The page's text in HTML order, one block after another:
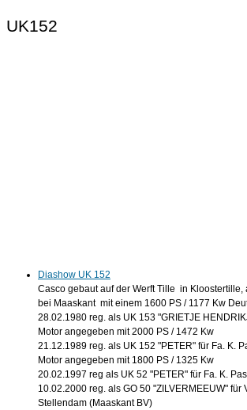
UK152
Diashow UK 152
Casco gebaut auf der Werft Tille in
bei Maaskant mit einem 1600 PS / 1177 Kw
28.02.1980 reg. als UK 153 "GRIETJE
Motor angegeben mit 2000 PS / 1472 Kw
21.12.1989 reg. als UK 152 "PETER" für Fa. K.
Motor angegeben mit 1800 PS / 1325 Kw
20.02.1997 reg als UK 52 "PETER" für Fa. K.
10.02.2000 reg. als GO 50 "ZILVERMEEUW"
Stellendam (Maaskant BV)